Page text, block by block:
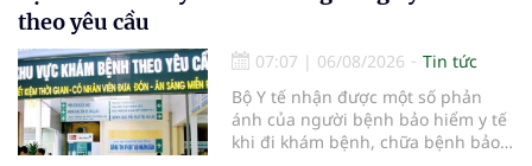
đại mới kết hợp giữa Tri thức, Bản
theo yêu cầu
07:07 | 06/08/2026
Tin tức
Bộ Y tế nhận được một số phản
ánh của người bệnh bảo hiểm y tế
khi đi khám bệnh, chữa bệnh bảo